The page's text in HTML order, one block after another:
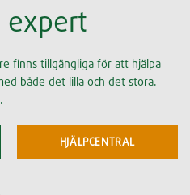
expert
finns tillgängliga för att hjälpa
både det lilla och det stora.
HJÄLPCENTRAL